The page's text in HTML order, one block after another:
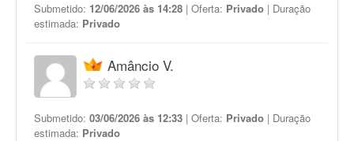
Submetido: 12/06/2026 às 14:28 | Oferta: Privado | Duração
estimada: Privado
Amâncio V.
Submetido: 03/06/2026 às 12:33 | Oferta: Privado | Duração
estimada: Privado